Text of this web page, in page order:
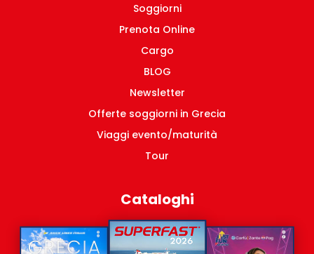
Soggiorni
Prenota Online
Cargo
BLOG
Newsletter
Offerte soggiorni in Grecia
Viaggi evento/maturità
Tour
Cataloghi